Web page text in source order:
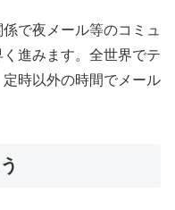
で夜メール等のコミュ
進みます。全世界でテ
時以外の時間でメール